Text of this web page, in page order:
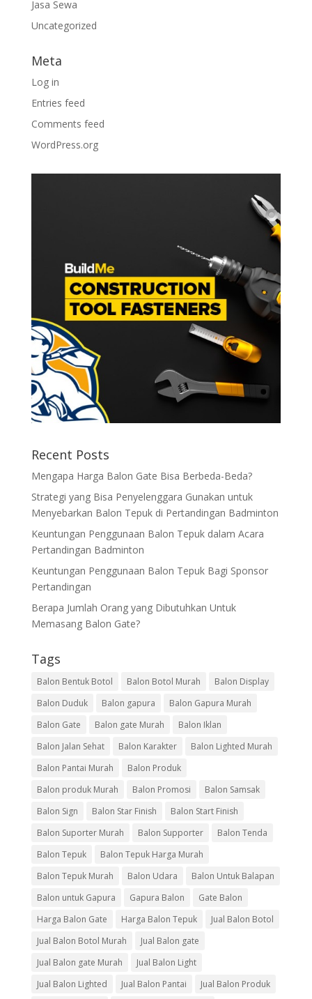
Jasa Sewa
Uncategorized
Meta
Log in
Entries feed
Comments feed
WordPress.org
Recent Posts
Mengapa Harga Balon Gate Bisa Berbeda-Beda?
Strategi yang Bisa Penyelenggara Gunakan untuk
Menyebarkan Balon Tepuk di Pertandingan Badminton
Keuntungan Penggunaan Balon Tepuk dalam Acara
Pertandingan Badminton
Keuntungan Penggunaan Balon Tepuk Bagi Sponsor
Pertandingan
Berapa Jumlah Orang yang Dibutuhkan Untuk
Memasang Balon Gate?
Tags
Balon Bentuk Botol Balon Botol Murah
Balon Display
Balon Duduk
Balon gapura
Balon Gapura Murah
Balon Gate
Balon gate Murah
Balon Iklan
Balon Jalan Sehat
Balon Karakter
Balon Lighted Murah
Balon Pantai Murah
Balon Produk
Balon produk Murah
Balon Promosi
Balon Samsak
Balon Sign
Balon Star Finish
Balon Start Finish
Balon Suporter Murah
Balon Supporter
Balon Tenda
Balon Tepuk
Balon Tepuk Harga Murah
Balon Tepuk Murah
Balon Udara
Balon Untuk Balapan
Balon untuk Gapura
Gapura Balon
Gate Balon
Harga Balon Gate
Harga Balon Tepuk
Jual Balon Botol
Jual Balon Botol Murah
Jual Balon gate
Jual Balon gate Murah
Jual Balon Light
Jual Balon Lighted
Jual Balon Pantai
Jual Balon Produk